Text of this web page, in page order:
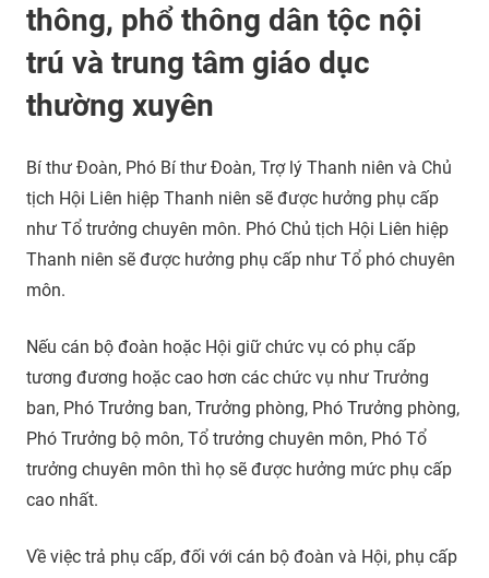
thông, phổ thông dân tộc nội
trú và trung tâm giáo dục
thường xuyên
Bí thư Đoàn, Phó Bí thư Đoàn, Trợ lý Thanh niên và Chủ
tịch Hội Liên hiệp Thanh niên sẽ được hưởng phụ cấp
như Tổ trưởng chuyên môn. Phó Chủ tịch Hội Liên hiệp
Thanh niên sẽ được hưởng phụ cấp như Tổ phó chuyên
môn.
Nếu cán bộ đoàn hoặc Hội giữ chức vụ có phụ cấp
tương đương hoặc cao hơn các chức vụ như Trưởng
ban, Phó Trưởng ban, Trưởng phòng, Phó Trưởng phòng,
Phó Trưởng bộ môn, Tổ trưởng chuyên môn, Phó Tổ
trưởng chuyên môn thì họ sẽ được hưởng mức phụ cấp
cao nhất.
Về việc trả phụ cấp, đối với cán bộ đoàn và Hội, phụ cấp